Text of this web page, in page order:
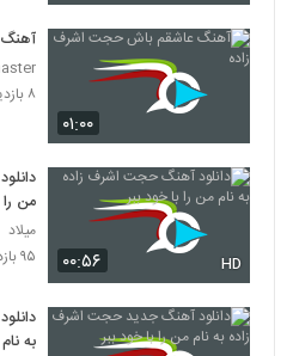
۰۱:۰۰
۸ بازدید
۰۰:۵۶ HD
من را
میلاد
۹۵ بازدید
به